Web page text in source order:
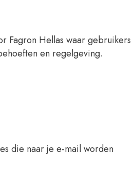
Fagron Hellas waar gebruikers
en regelgeving.
die naar je e-mail worden